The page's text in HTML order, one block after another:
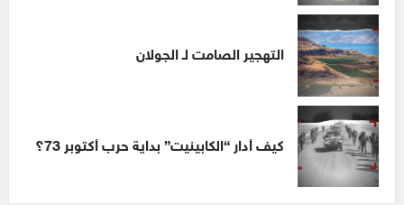
التهجير الصامت لـ الجولان
كيف أدار “الكابينيت” بداية حرب أكتوبر 73؟